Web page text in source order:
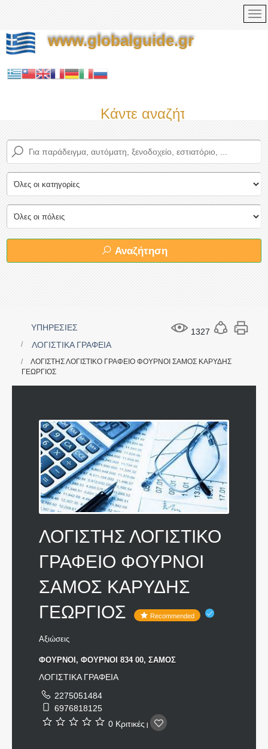
www.globalguide.gr
Κάντε αναζήτηση τώρα
Αναζήτηση
1327
ΥΠΗΡΕΣΙΕΣ
ΛΟΓΙΣΤΙΚΑ ΓΡΑΦΕΙΑ
ΛΟΓΙΣΤΗΣ ΛΟΓΙΣΤΙΚΟ ΓΡΑΦΕΙΟ ΦΟΥΡΝΟΙ ΣΑΜΟΣ ΚΑΡΥΔΗΣ
ΓΕΩΡΓΙΟΣ
ΛΟΓΙΣΤΗΣ ΛΟΓΙΣΤΙΚΟ
ΓΡΑΦΕΙΟ ΦΟΥΡΝΟΙ
ΣΑΜΟΣ ΚΑΡΥΔΗΣ
ΓΕΩΡΓΙΟΣ
Recommended
Αξιώσεις
ΦΟΥΡΝΟΙ, ΦΟΥΡΝΟΙ 834 00, ΣΑΜΟΣ
ΛΟΓΙΣΤΙΚΑ ΓΡΑΦΕΙΑ
2275051484
6976818125
0 Κριτικές